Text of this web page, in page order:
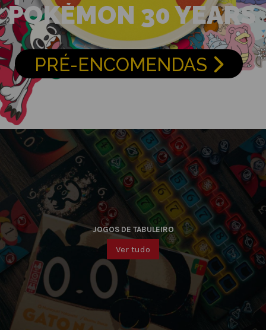
PRÉ-ENCOMENDAS
POKÉMON 30 YEARS
JOGOS DE TABULEIRO
Ver tudo